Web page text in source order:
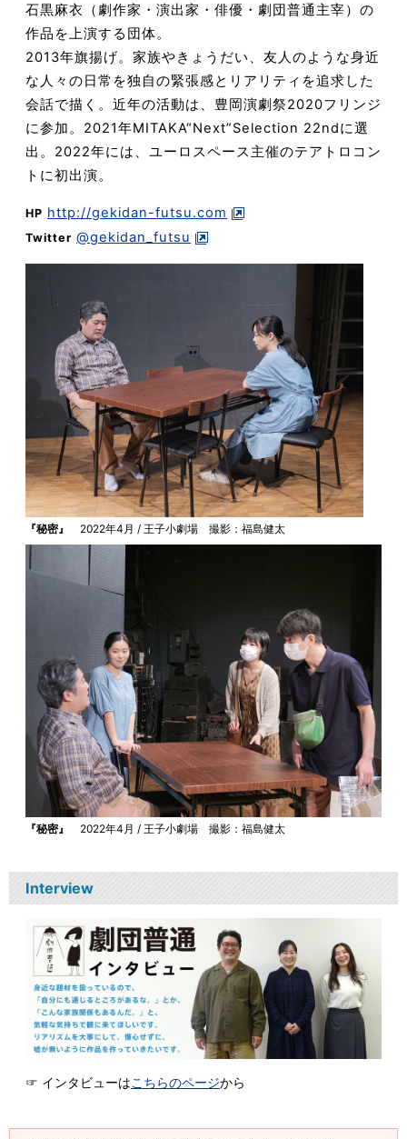
石黒麻衣（劇作家・演出家・俳優・劇団普通主宰）の
作品を上演する団体。
2013年旗揚げ。家族やきょうだい、友人のような身近
な人々の日常を独自の緊張感とリアリティを追求した
会話で描く。近年の活動は、豊岡演劇祭2020フリンジ
に参加。2021年MITAKA“Next”Selection 22ndに選
出。2022年には、ユーロスペース主催のテアトロコン
トに初出演。
HP http://gekidan-futsu.com
Twitter @gekidan_futsu
『秘密』 2022年4月 / 王子小劇場 撮影：福島健太
『秘密』 2022年4月 / 王子小劇場 撮影：福島健太
Interview
☞ インタビューはこちらのページから